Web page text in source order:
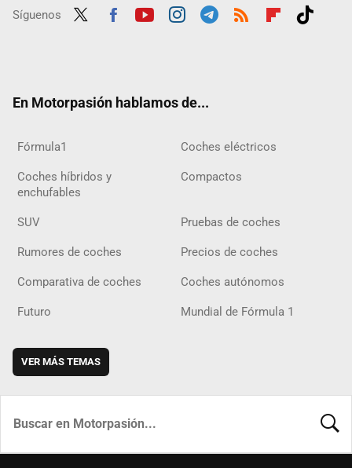
Síguenos
En Motorpasión hablamos de...
Fórmula1 Coches eléctricos
Coches híbridos y
enchufables
Compactos
SUV Pruebas de coches
Rumores de coches Precios de coches
Comparativa de coches Coches autónomos
Futuro Mundial de Fórmula 1
VER MÁS TEMAS